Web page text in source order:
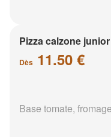
Pizza calzone junior
Dès 11.50 €
Base tomate,